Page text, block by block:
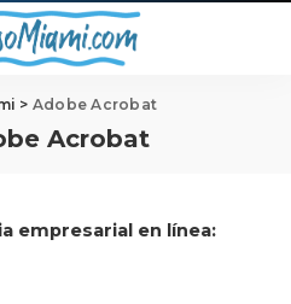
> Adobe Acrobat
Acrobat
empresarial en línea: